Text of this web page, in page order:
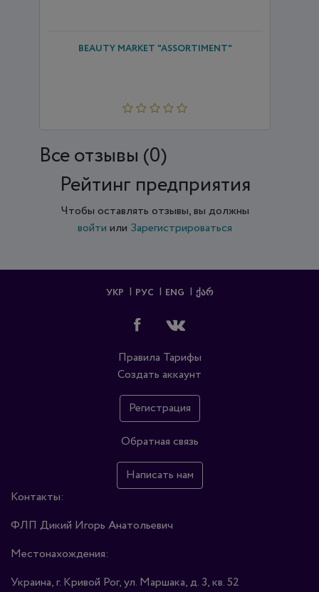
BEAUTY MARKET "ASSORTIMENT"
Все отзывы (0)
Рейтинг предприятия
Чтобы оставлять отзывы, вы должны
войти или Зарегистрироваться
УКР РУС ENG ᲥᲐᲠ
Правила Тарифы
Создать аккаунт
Регистрация
Обратная связь
Написать нам
Контакты:
ФЛП Дикий Игорь Анатольевич
Местонахождения:
Украина, г. Кривой Рог, ул. Маршака, д. 3, кв. 52